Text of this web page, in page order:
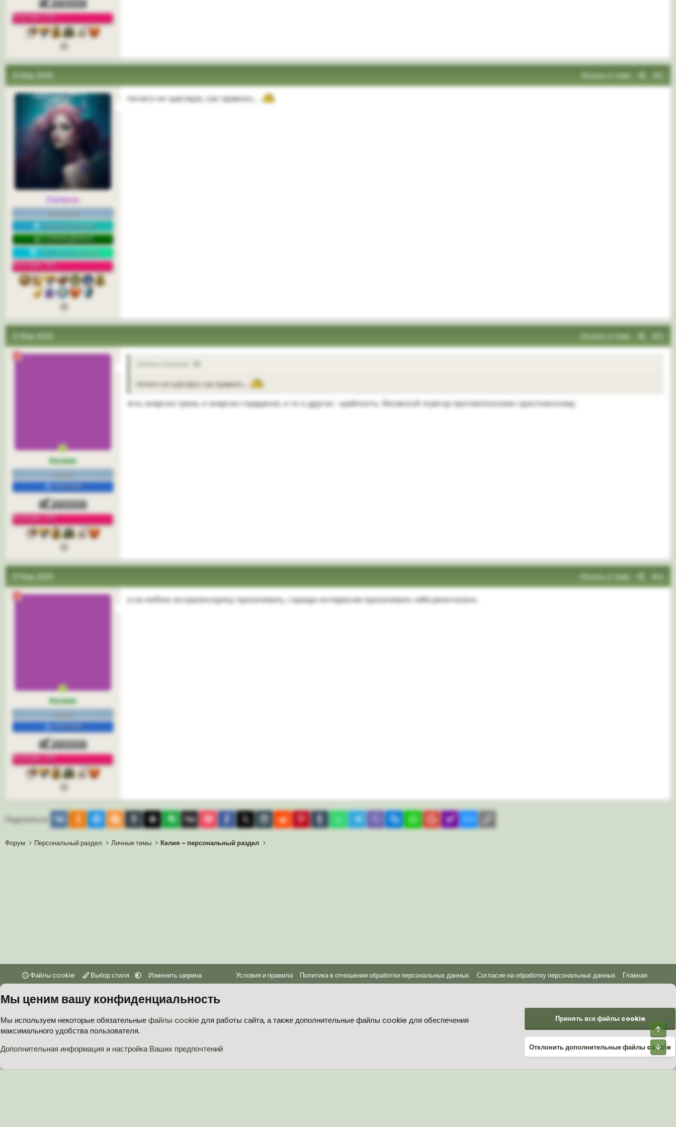
Репутация: 33%
3
8 Мар 2026 Искать в теме #2
Селена
СУПЕРМОДЕРАТОР
Топ-постер месяца
Репутация: 76%
Ничего не чувствую, как правило…
8 Мар 2026 Искать в теме #3
Келия
Репутация: 33%
3
Селена сказал(а):
Ничего не чувствую, как правило…
есть энергии греха, и энергии страдания, и то и другое - крайность. бесовской эгрегор противоположен христианскому.
8 Мар 2026 Искать в теме #4
Келия
Репутация: 33%
3
я не люблю экстрасенсорику прокачивать, гораздо интереснее прокачивать себя религиозно.
Поделиться: VkontakteOdnoklassniki
Mail.ru BloggerBuffer DiasporaEvernote
Digg GetpocketFacebook LinkedInReddit Pinterest WhatsAppTelegram
Viber Skype Gmail yahoomail
Форум Персональный раздел Личные темы Келия - персональный раздел
Файлы cookie Выбор стиля Изменить ширина Условия и правила Политика в отношении обработки персональных данных Согласие на обработку персональных данных Главная
Мы ценим вашу конфиденциальность
Мы используем некоторые обязательныефайлы cookie для работы сайта, а также дополнительные файлы cookie для обеспечения
максимального удобства пользователя.
Дополнительная информация и настройка Ваших предпочтений
Принять все файлы cookie
Отклонить дополнительные файлы cookie
Верх
Низ